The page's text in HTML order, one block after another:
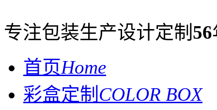
专注包装生产设计定制 56
首页Home
彩盒定制 COLOR BOX